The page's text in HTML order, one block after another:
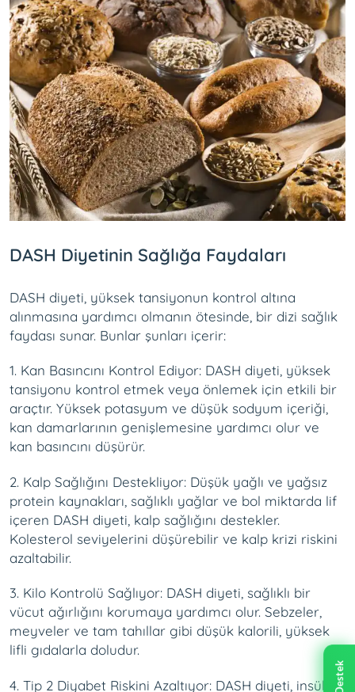
DASH Diyetinin Sağlığa Faydaları
DASH diyeti, yüksek tansiyonun kontrol altına
alınmasına yardımcı olmanın ötesinde, bir dizi sağlık
faydası sunar. Bunlar şunları içerir:
1. Kan Basıncını Kontrol Ediyor: DASH diyeti, yüksek
tansiyonu kontrol etmek veya önlemek için etkili bir
araçtır. Yüksek potasyum ve düşük sodyum içeriği,
kan damarlarının genişlemesine yardımcı olur ve
kan basıncını düşürür.
2. Kalp Sağlığını Destekliyor: Düşük yağlı ve yağsız
protein kaynakları, sağlıklı yağlar ve bol miktarda lif
içeren DASH diyeti, kalp sağlığını destekler.
Kolesterol seviyelerini düşürebilir ve kalp krizi riskini
azaltabilir.
3. Kilo Kontrolü Sağlıyor: DASH diyeti, sağlıklı bir
vücut ağırlığını korumaya yardımcı olur. Sebzeler,
meyveler ve tam tahıllar gibi düşük kalorili, yüksek
lifli gıdalarla doludur.
4. Tip 2 Diyabet Riskini Azaltıyor: DASH diyeti, insülin